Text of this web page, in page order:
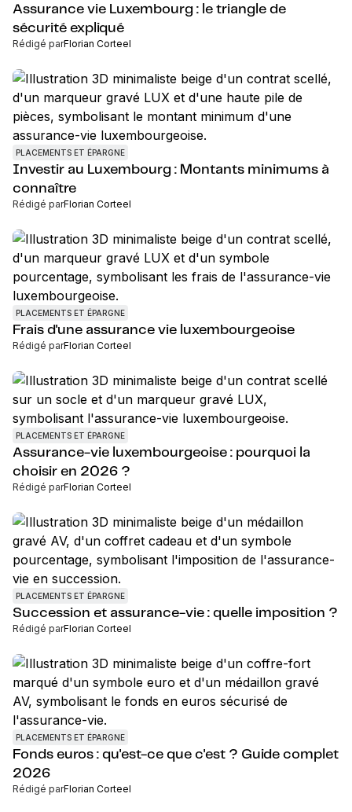
Assurance vie Luxembourg : le triangle de
sécurité expliqué
Rédigé parFlorian Corteel
PLACEMENTS ET ÉPARGNE
Investir au Luxembourg : Montants minimums à
connaître
Rédigé parFlorian Corteel
PLACEMENTS ET ÉPARGNE
Frais d'une assurance vie luxembourgeoise
Rédigé parFlorian Corteel
PLACEMENTS ET ÉPARGNE
Assurance-vie luxembourgeoise : pourquoi la
choisir en 2026 ?
Rédigé parFlorian Corteel
PLACEMENTS ET ÉPARGNE
Succession et assurance-vie : quelle imposition ?
Rédigé parFlorian Corteel
PLACEMENTS ET ÉPARGNE
Fonds euros : qu'est-ce que c'est ? Guide complet
2026
Rédigé parFlorian Corteel